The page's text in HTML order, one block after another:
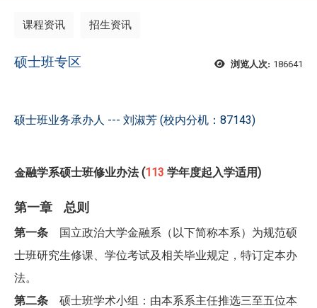
课程资讯 招生资讯
浏览人次: 186641
硕士班专区
硕士班业务承办人 --- 刘淑芳 (校内分机：87143)
金融学系硕士班修业办法 (113 学年度起入学适用)
第一章 总则
第一条 国立政治大学金融系（以下简称本系）为规范硕
士班研究生修课、学位考试及相关毕业规定，特订定本办
法。
第二条 硕士班学术小组：由本系系主任推选三至五位本